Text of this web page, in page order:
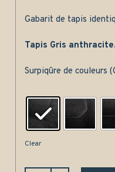
Gabarit de tapis
Tapis Gris anthracite.
Surpiqûre de couleurs
Clear